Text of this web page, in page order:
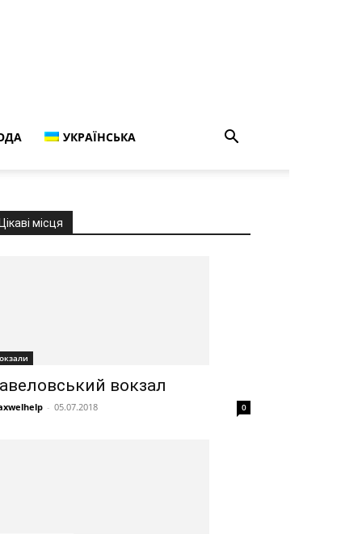
УКРАЇНСЬКА
Цікаві місця
вокзал
- 05.07.2018 0